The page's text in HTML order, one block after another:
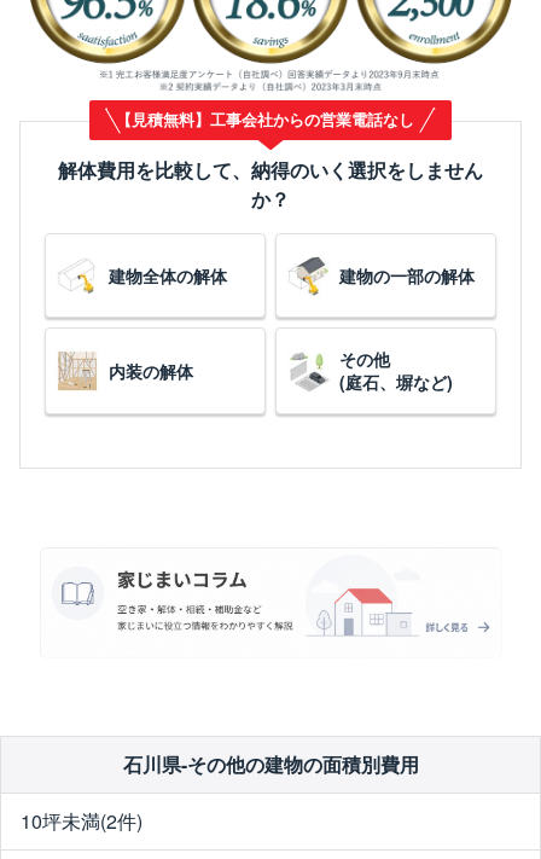
【見積無料】工事会社からの営業電話なし
解体費用を比較して、納得のいく選択をしません
か？
建物全体の解体 建物の一部の解体
内装の解体
その他
(庭石、塀など)
石川県-その他の建物の面積別費用
10坪未満(2件)